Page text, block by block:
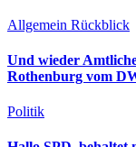
Allgemein Rückblick
Und wieder
Rothenburg vom
Politik